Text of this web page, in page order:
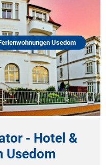
Usedom
- Hotel &
Usedom